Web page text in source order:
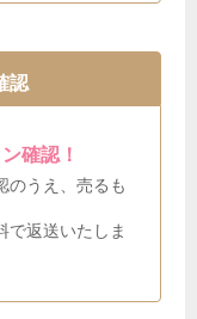
認
確認！
のうえ、売るも
で返送いたしま